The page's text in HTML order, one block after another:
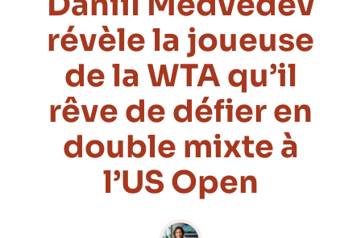
révèle la joueuse
de la WTA qu’il
rêve de défier en
double mixte à
l’US Open